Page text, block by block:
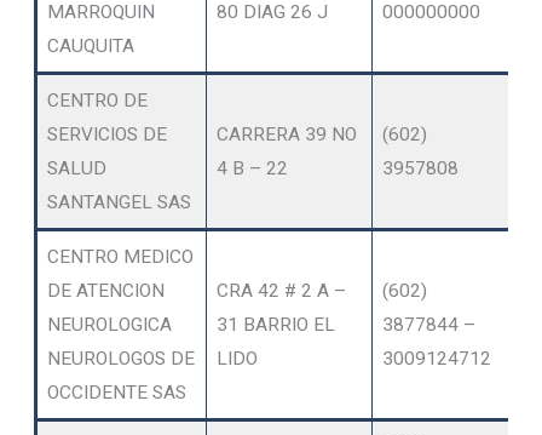
MARROQUIN
CAUQUITA
80 DIAG 26 J
000000000
CENTRO DE
SERVICIOS DE
SALUD
SANTANGEL SAS
CARRERA 39 NO
4 B – 22
(602)
3957808
CENTRO MEDICO
DE ATENCION
NEUROLOGICA
NEUROLOGOS DE
OCCIDENTE SAS
CRA 42 # 2 A –
31 BARRIO EL
LIDO
(602)
3877844 –
3009124712